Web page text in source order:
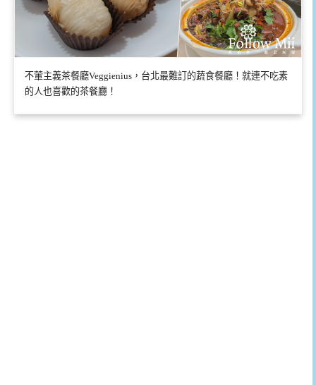
不葷主義茶餐廳Veggienius，台北最難訂的蔬食餐廳！就連不吃素
的人也喜歡的茶餐廳！